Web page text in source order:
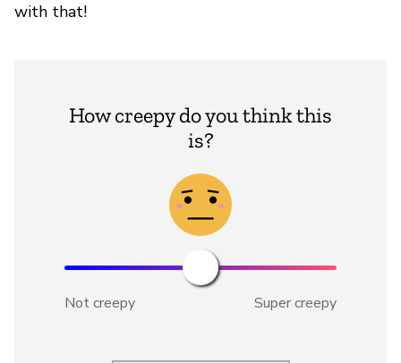
with that!
How creepy do you think this
is?
Not creepy Super creepy